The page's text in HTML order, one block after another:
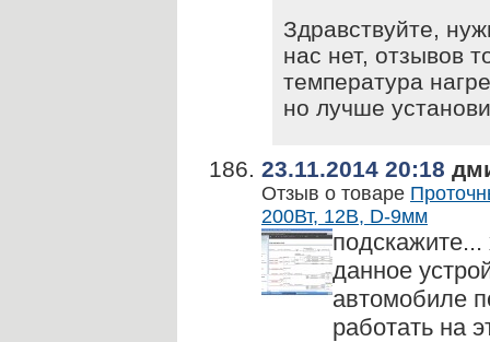
Здравствуйте,
нас нет, отзывов
температура
но лучше
23.11.2014 20:18
Отзыв о товаре
200Вт, 12В, D-9мм
данное
автомобиле
работать на